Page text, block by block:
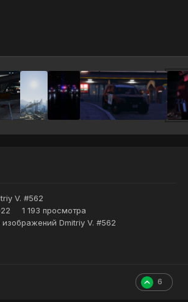
V. #562
1 193 просмотра
Dmitriy V. #562
6